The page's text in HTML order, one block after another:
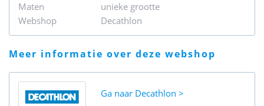
Maten
unieke grootte
Webshop
Decathlon
meer informatie over deze webshop
Ga naar Decathlon